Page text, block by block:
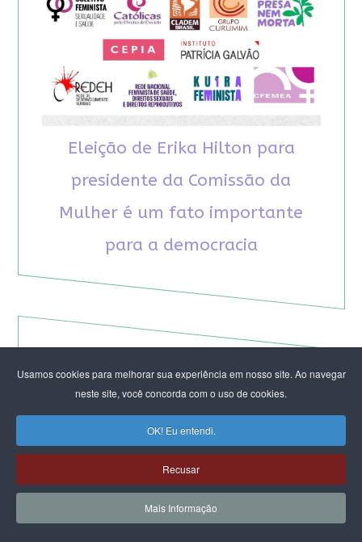
Usamos cookies para melhorar sua experiência em nosso site. Ao navegar
neste site, você concorda com o uso de cookies.
OK! Eu entendi.
Recusar
Mais Informação
Eleição de Erika Hilton para
presidente da Comissão da
Mulher é um fato importante
para a democracia
RECOMENDAMOS A LEITURA
August Nimtz prova que marxismo e
antirracismo são indissociáveis na luta
anticapitalista
Rap transfeminista radical argentino na FLIPEI
Quem tem medo dos corpos trans?
Projetos de proteção às mulheres travados no